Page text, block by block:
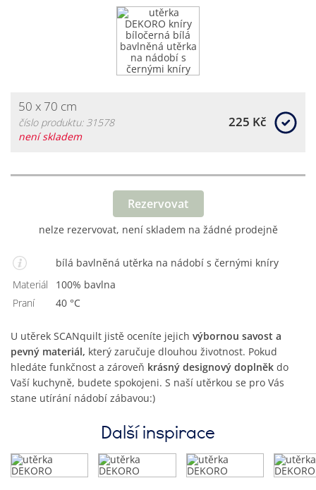
50 x 70 cm
číslo produktu: 31578
není skladem
225 Kč
Rezervovat
nelze rezervovat, není skladem na žádné prodejně
bílá bavlněná utěrka na nádobí s černými kníry
Materiál
100% bavlna
Praní
40 °C
U utěrek SCANquilt jistě oceníte jejich výbornou savost a
pevný materiál, který zaručuje dlouhou životnost. Pokud
hledáte funkčnost a zároveň krásný designový doplněk do
Vaší kuchyně, budete spokojeni. S naší utěrkou se pro Vás
stane utírání nádobí zábavou:)
Další inspirace